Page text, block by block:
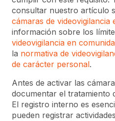
consultar nuestro artículo
cámaras de videovigilancia
información sobre los
videovigilancia en
la normativa de
de carácter personal.
Antes de activar las
documentar el tratamiento
El registro interno es
pueden registrar